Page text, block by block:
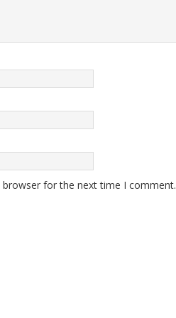
for the next time I comment.